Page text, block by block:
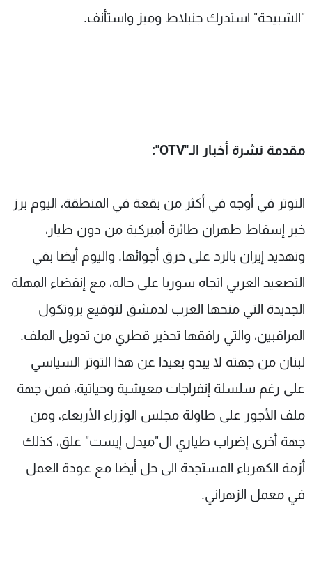
"الشبيحة" استدرك جنبلاط وميز واستأنف.
مقدمة نشرة أخبار الـ"OTV
":
التوتر في أوجه في أكثر من بقعة في المنطقة، اليوم برز
خبر إسقاط طهران طائرة أميركية من دون طيار،
وتهديد إيران بالرد على خرق أجوائها. واليوم أيضا بقي
التصعيد العربي اتجاه سوريا على حاله، مع إنقضاء المهلة
الجديدة التي منحها العرب لدمشق لتوقيع بروتكول
المراقبين، والتي رافقها تحذير قطري من تدويل الملف.
لبنان من جهته لا يبدو بعيدا عن هذا التوتر السياسي
على رغم سلسلة إنفراجات معيشية وحياتية، فمن جهة
ملف الأجور على طاولة مجلس الوزراء الأربعاء، ومن
جهة أخرى إضراب طياري ال"ميدل إيست" علق، كذلك
أزمة الكهرباء المستجدة الى حل أيضا مع عودة العمل
في معمل الزهراني.